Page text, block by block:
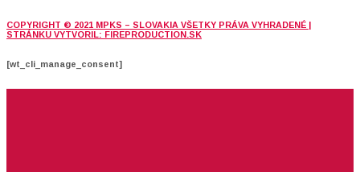
COPYRIGHT © 2021 MPKS – SLOVAKIA VŠETKY PRÁVA VYHRADENÉ |
STRÁNKU VYTVORIL: FIREPRODUCTION.SK
[wt_cli_manage_consent]